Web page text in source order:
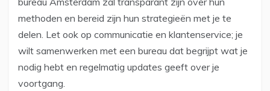
methoden en bereid zijn hun strategieën met je te
delen. Let ook op communicatie en klantenservice; je
wilt samenwerken met een bureau dat begrijpt wat je
nodig hebt en regelmatig updates geeft over je
voortgang.